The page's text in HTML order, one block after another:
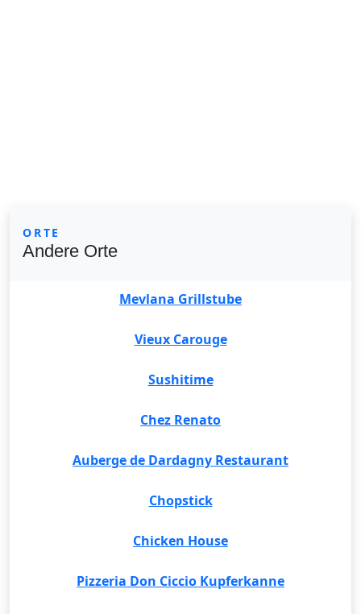
ORTE
Andere Orte
Mevlana Grillstube
Vieux Carouge
Sushitime
Chez Renato
Auberge de Dardagny Restaurant
Chopstick
Chicken House
Pizzeria Don Ciccio Kupferkanne